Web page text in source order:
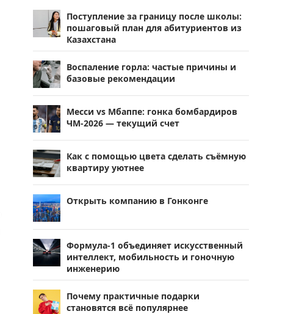
Поступление за границу после школы:
пошаговый план для абитуриентов из
Казахстана
Воспаление горла: частые причины и
базовые рекомендации
Месси vs Мбаппе: гонка бомбардиров
ЧМ-2026 — текущий счет
Как с помощью цвета сделать съёмную
квартиру уютнее
Открыть компанию в Гонконге
Формула-1 объединяет искусственный
интеллект, мобильность и гоночную
инженерию
Почему практичные подарки
становятся всё популярнее